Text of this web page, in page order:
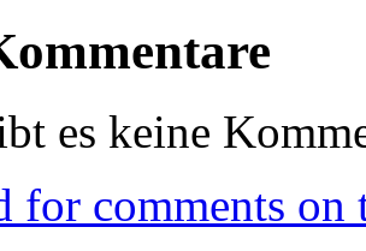
/
es keine
for comments on